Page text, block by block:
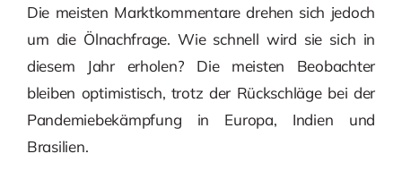
Die meisten Marktkommentare drehen sich jedoch
um die Ölnachfrage. Wie schnell wird sie sich in
diesem Jahr erholen? Die meisten Beobachter
bleiben optimistisch, trotz der Rückschläge bei der
Pandemiebekämpfung in Europa, Indien und
Brasilien.